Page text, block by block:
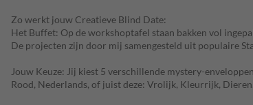
Zo werkt jouw Creatieve Blind Date:
Het Buffet: Op de workshoptafel staan bakken vol
De projecten zijn door mij samengesteld uit populaire
Jouw Keuze: Jij kiest 5 verschillende mystery-
Rood, Nederlands, of juist deze: Vrolijk, Kleurrijk,